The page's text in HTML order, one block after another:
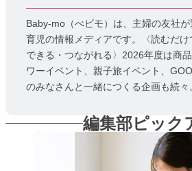
Baby-mo（べビモ）は、主婦の友社が
育児の情報メディアです。〈読むだ
できる・つながれる〉2026年度は商
ワーイベント、親子旅イベント、
のみなさんと一緒につくる企画も続々
編集部ピック